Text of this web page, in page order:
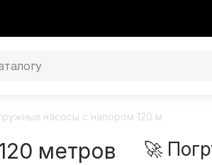
насосы с напором 120 м
метров
🚀